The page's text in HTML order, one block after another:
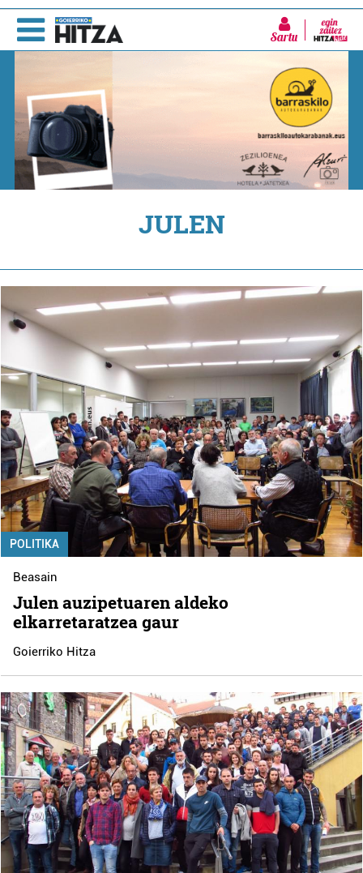
Sartu
JULEN
POLITIKA
Beasain
Julen auzipetuaren aldeko
elkarretaratzea gaur
Goierriko Hitza